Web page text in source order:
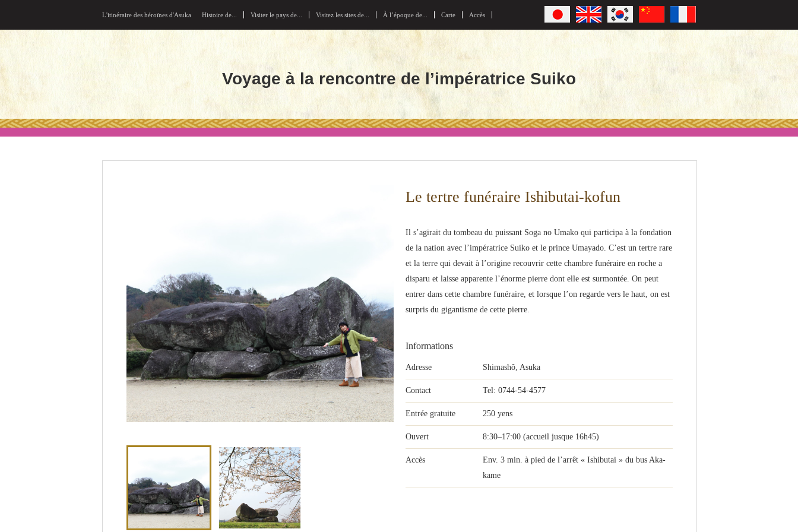
L'itinéraire des héroïnes d'Asuka Histoire de... Visiter le pays de... Visitez les sites de... À l’époque de... Carte Accès
Voyage à la rencontre de l’impératrice Suiko
Le tertre funéraire Ishibutai-kofun
Il s’agirait du tombeau du puissant Soga no Umako qui participa à la fondation
de la nation avec l’impératrice Suiko et le prince Umayado. C’est un tertre rare
et la terre qui devait à l’origine recouvrir cette chambre funéraire en roche a
disparu et laisse apparente l’énorme pierre dont elle est surmontée. On peut
entrer dans cette chambre funéraire, et lorsque l’on regarde vers le haut, on est
surpris du gigantisme de cette pierre.
Informations
Adresse Shimashô, Asuka
Contact Tel: 0744-54-4577
Entrée gratuite 250 yens
Ouvert 8:30–17:00 (accueil jusque 16h45)
Accès
Env. 3 min. à pied de l’arrêt « Ishibutai » du bus Aka-
kame